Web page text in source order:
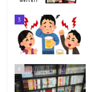
3
4